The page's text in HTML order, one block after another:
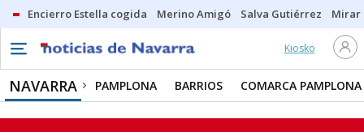
Encierro Estella cogida Merino Amigó Salva Gutiérrez Mirar
Kiosko
NAVARRA PAMPLONA BARRIOS COMARCA PAMPLONA